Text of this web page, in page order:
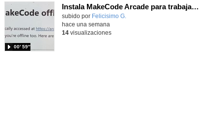
Instala MakeCode Arcade para trabajar offline en tu tablet, ordenador, Chromebook
Contenido educativo.
subido por Felicisimo G.
00′ 59″
hace una semana
14visualizaciones